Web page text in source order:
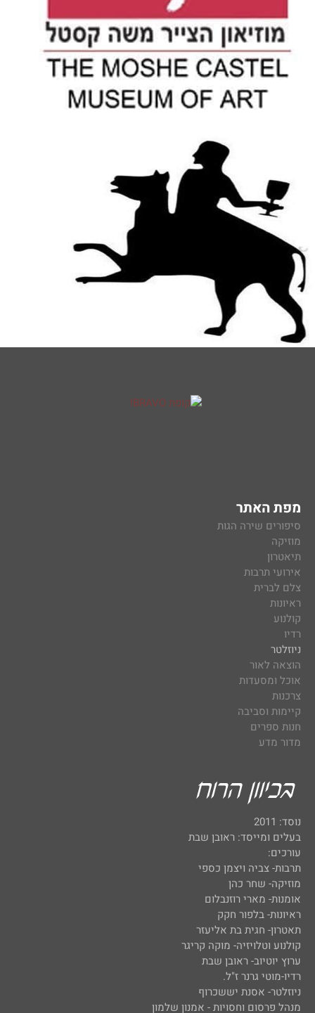
מפת האתר
סיפורים שירה הגות
מוזיקה
תיאטרון
אירועי תרבות
צלם לברית
ראיונות
קולנוע
רדיו
ניוזלטר
הוצאה לאור
אוכל ומסעדות
צרכנות
קיימות וסביבה
חנות ספרים
מדור מדע
נוסד: 2011
בעלים ומייסד: ראובן שבת
עורכים:
תרבות- צביה ויצמן כספי
מוזיקה- שחר כהן
אומנות- מארי רוזנבלום
ראיונות- בלפור חקק
תאטרון- חגית בת אליעזר
קולנוע וטלויזיה- מוקה קריגר
ערוץ יוטיוב- ראובן שבת
רדיו-מוטי גרנר ז"ל.
ניוזלטר- אסנת יששכרוף
מנהל פרסום וחסויות - אמנון שלמון